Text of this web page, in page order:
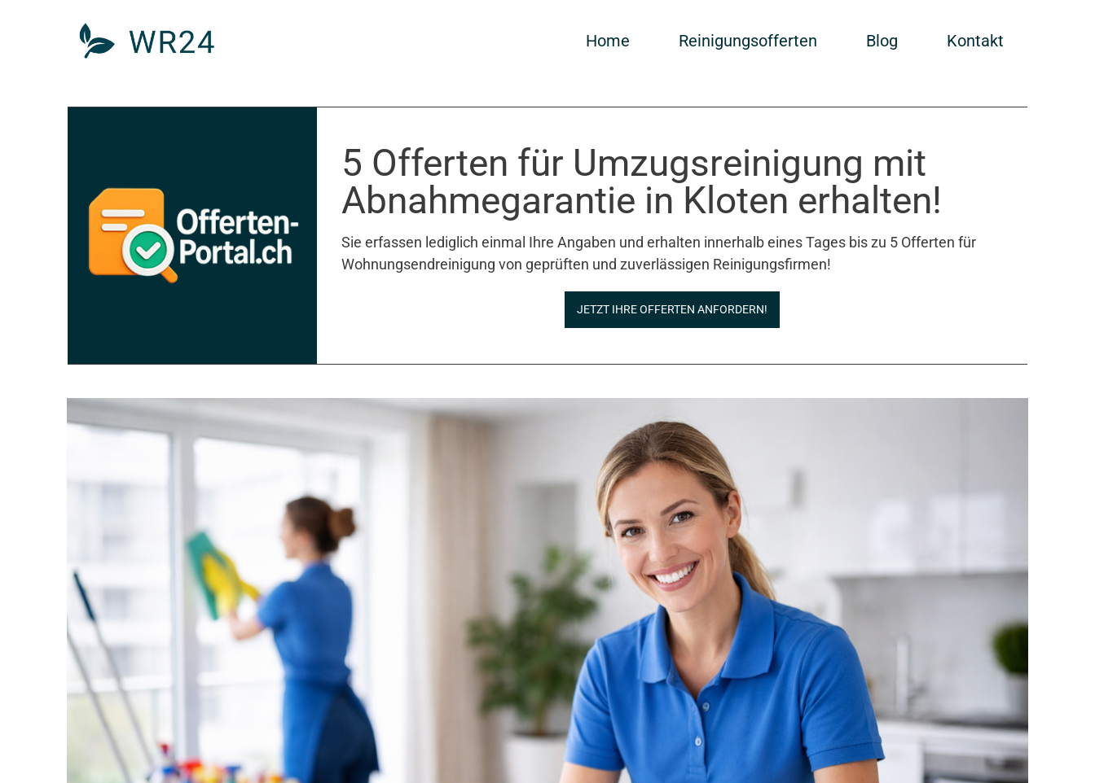
Home Reinigungsofferten Blog Kontakt
5 Offerten für Umzugsreinigung mit
Abnahmegarantie in Kloten erhalten!
Sie erfassen lediglich einmal Ihre Angaben und erhalten innerhalb eines Tages bis zu 5 Offerten für
Wohnungsendreinigung von geprüften und zuverlässigen Reinigungsfirmen!
JETZT IHRE OFFERTEN ANFORDERN!